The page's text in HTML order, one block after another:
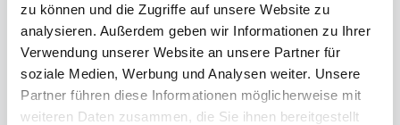
zu können und die Zugriffe auf unsere Website zu
analysieren. Außerdem geben wir Informationen zu Ihrer
Verwendung unserer Website an unsere Partner für
soziale Medien, Werbung und Analysen weiter. Unsere
Partner führen diese Informationen möglicherweise mit
weiteren Daten zusammen, die Sie ihnen bereitgestellt